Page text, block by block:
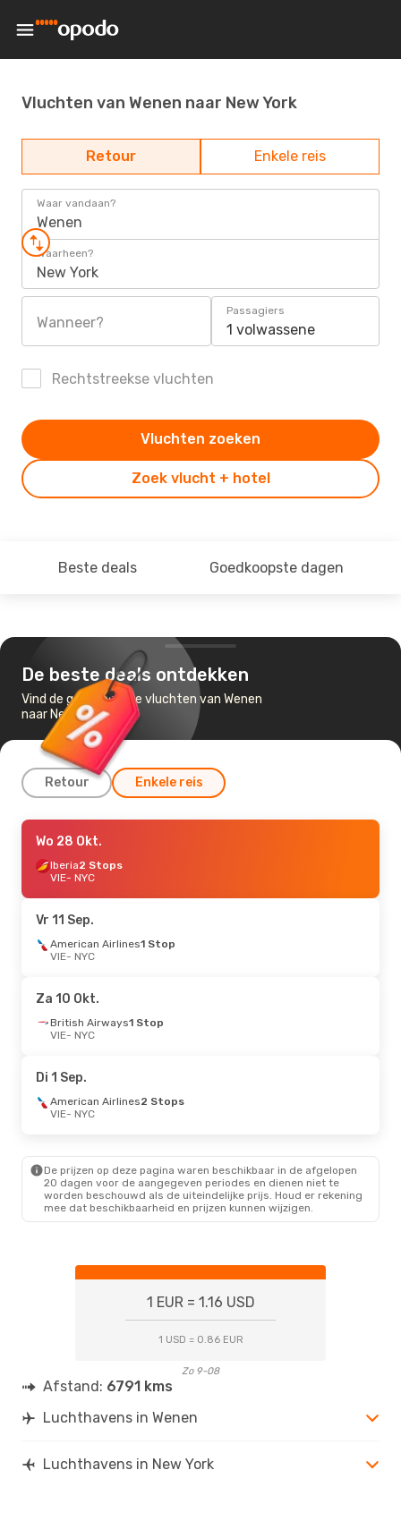
Vluchten van Wenen naar New York
Retour Enkele reis
Waar vandaan?
Wenen
Waarheen?
New York
Wanneer?
Passagiers
1 volwassene
Rechtstreekse vluchten
Zoek vlucht + hotel
Vluchten zoeken
Beste deals Goedkoopste dagen
De beste deals ontdekken
Vind de goedkoopste vluchten van Wenen
naar New York
Retour Enkele reis
Vr 21 Aug.- Za 29 Aug.
American Airlines
VIE- NYC
NYC- VIE
Wo 28 Okt. - Vr 30 Okt.
Condor1 Stop
NYC - VIE
ITA Airways
VIE- NYC
ITA Airways1 Stop
NYC
- VIE
Wo 28 Okt.
Iberia2 Stops
VIE- NYC
Vr 11 Sep.
American Airlines1 Stop
VIE- NYC
Za 10 Okt.
British Airways1 Stop
VIE- NYC
Di 1 Sep.
American Airlines2 Stops
VIE- NYC
De prijzen op deze pagina waren beschikbaar in de afgelopen
20 dagen voor de aangegeven periodes en dienen niet te
worden beschouwd als de uiteindelijke prijs. Houd er rekening
mee dat beschikbaarheid en prijzen kunnen wijzigen.
1 EUR = 1.16 USD
1 USD = 0.86 EUR
Zo 9-08
Afstand: 6791 kms
Luchthavens in Wenen
Luchthavens in New York